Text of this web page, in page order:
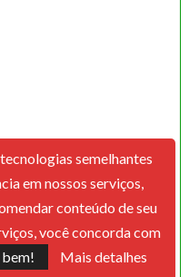
para encontrar
dicas
semelhantes
em nossos serviços,
conteúdo de seu
você concorda com
Mais detalhes